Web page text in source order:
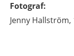
Fotograf:
Jenny Hallström,